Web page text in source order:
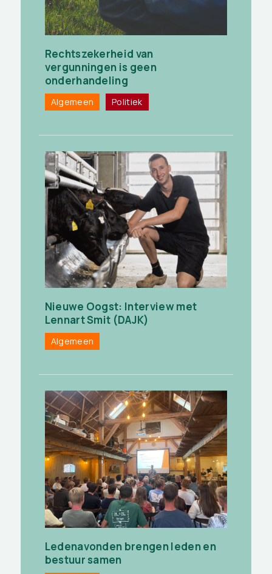
Rechtszekerheid van
vergunningen is geen
onderhandeling
Algemeen Politiek
Nieuwe Oogst: Interview met
Lennart Smit (DAJK)
Algemeen
Ledenavonden brengen leden en
bestuur samen